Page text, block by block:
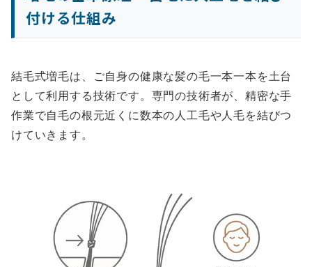
付ける仕組み
結毛式増毛は、ご自身の健康な髪の毛一本一本を土台
として利用する技術です。専門の技術者が、精密な手
作業で自毛の根元近くに数本の人工毛や人毛を結びつ
けていきます。